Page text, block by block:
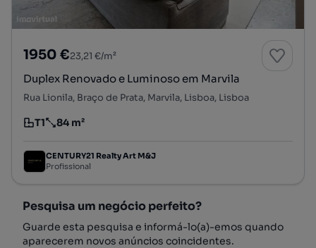
1950 €23,21 €/m²
Duplex Renovado e Luminoso em Marvila
Rua Lionila, Braço de Prata, Marvila, Lisboa, Lisboa
Tipologia
T1
Preço por metro quadrado
84 m²
CENTURY21 Realty Art M&J
Profissional
Pesquisa um negócio perfeito?
Guarde esta pesquisa e informá-lo(a)-emos quando
aparecerem novos anúncios coincidentes.